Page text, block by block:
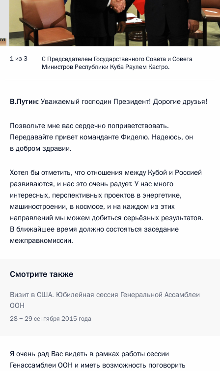
1 из 3
С Председателем Государственного Совета и Совета
Министров Республики Куба Раулем Кастро.
В.Путин: Уважаемый господин Президент! Дорогие друзья!
Позвольте мне вас сердечно поприветствовать.
Передавайте привет команданте Фиделю. Надеюсь, он
в добром здравии.
Хотел бы отметить, что отношения между Кубой и Россией
развиваются, и нас это очень радует. У нас много
интересных, перспективных проектов в энергетике,
машиностроении, в космосе, и на каждом из этих
направлений мы можем добиться серьёзных результатов.
В ближайшее время должно состояться заседание
межправкомиссии.
Смотрите также
Визит в США. Юбилейная сессия Генеральной Ассамблеи
ООН
28 − 29 сентября 2015 года
Я очень рад Вас видеть в рамках работы сессии
Генассамблеи ООН и иметь возможность поговорить